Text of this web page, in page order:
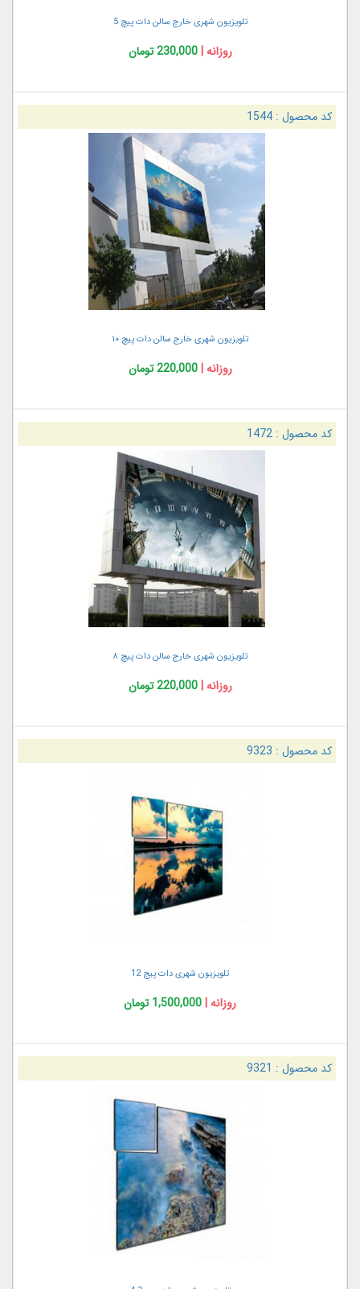
تلویزیون شهری خارج سالن دات پیچ 5
روزانه |230,000 تومان
کد محصول :1544
تلویزیون شهری خارج سالن دات پیچ ۱۰
روزانه |220,000 تومان
کد محصول :1472
تلویزیون شهری خارج سالن دات‌ پیچ ۸
روزانه |220,000 تومان
کد محصول : 9323
تلویزیون شهری دات پیج 12
روزانه | 1,500,000 تومان
کد محصول : 9321